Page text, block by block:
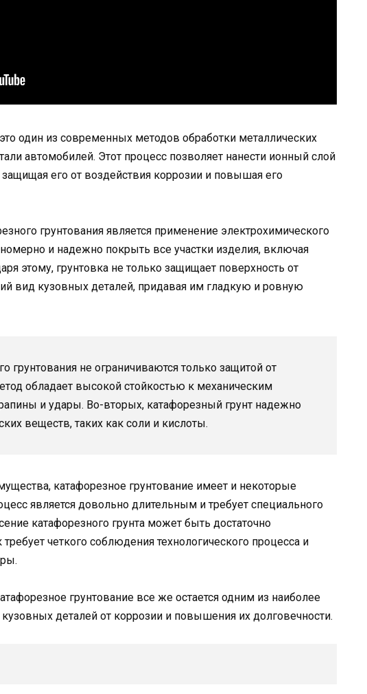
один из современных методов обработки металлических
автомобилей. Этот процесс позволяет нанести ионный слой
защищая его от воздействия коррозии и повышая его
грунтования является применение электрохимического
и надежно покрыть все участки изделия, включая
этому, грунтовка не только защищает поверхность от
вид кузовных деталей, придавая им гладкую и ровную
грунтования не ограничиваются только защитой от
обладает высокой стойкостью к механическим
и удары. Во-вторых, катафорезный грунт надежно
веществ, таких как соли и кислоты.
катафорезное грунтование имеет и некоторые
является довольно длительным и требует специального
катафорезного грунта может быть достаточно
четкого соблюдения технологического процесса и
грунтование все же остается одним из наиболее
деталей от коррозии и повышения их долговечности.